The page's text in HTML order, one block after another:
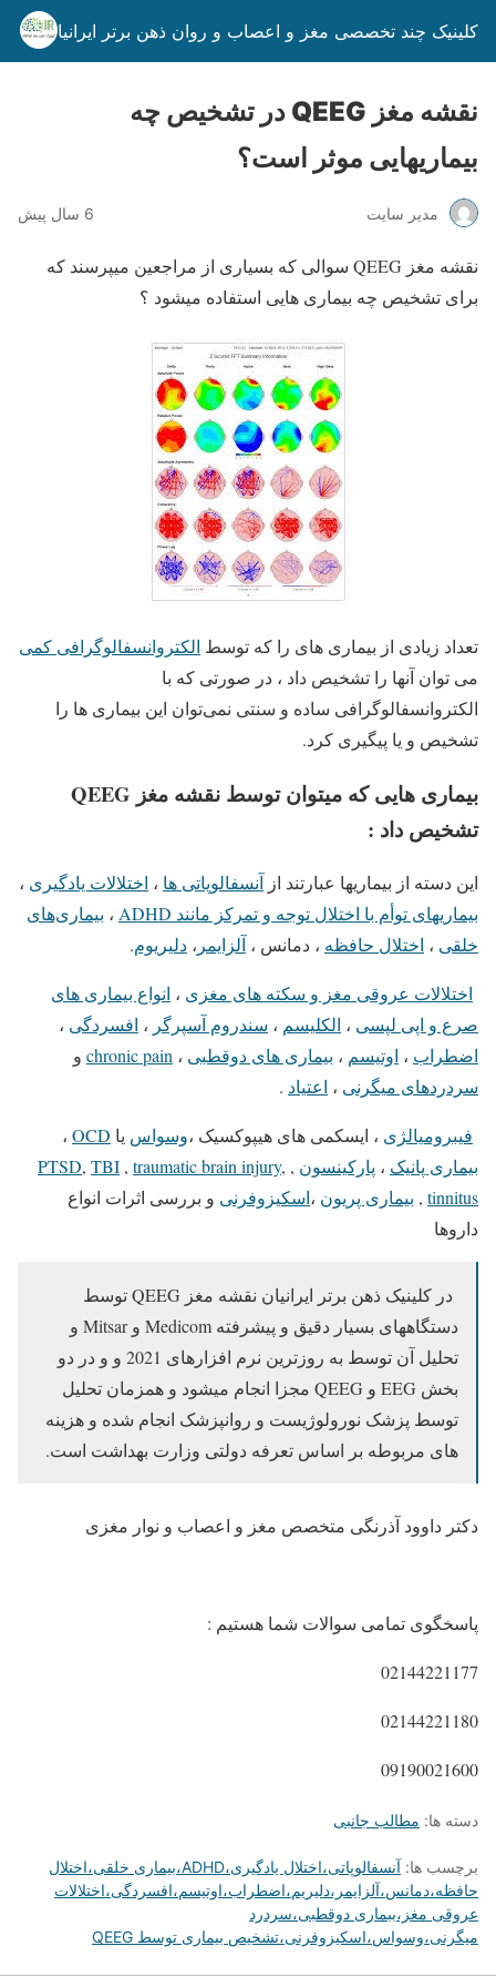
کلینیک چند تخصصی مغز و اعصاب و روان ذهن برتر ایرانیان
نقشه مغز QEEG در تشخیص چه
بیماریهایی موثر است؟
مدیر سایت 6 سال پیش
نقشه مغز QEEG سوالی که بسیاری از مراجعین میپرسند که
برای تشخیص چه بیماری هایی استفاده میشود ؟
تعداد زیادی از بیماری های را که توسط الکتروانسفالوگرافی کمی
می توان آنها را تشخیص داد ، در صورتی که با
الکتروانسفالوگرافی ساده و سنتی نمی‌توان این بیماری ها را
تشخیص و یا پیگیری کرد.
بیماری هایی که میتوان توسط نقشه مغز QEEG
تشخیص داد :
این دسته از بیماریها عبارتند از آنسفالوپاتی ها ، اختلالات یادگیری ،
بیماریهای توأم با اختلال توجه و تمرکز مانند ADHD
، بیماری‌های
خلقی ، اختلال حافظه ، دمانس ، آلزایمر ، دلیریوم.
اختلالات عروقی مغز و سکته های مغزی ، انواع بیماری های
صرع و اپی لپسی ، الکلیسم ، سندروم آسپرگر ، افسردگی ،
اضطراب ، اوتیسم ، بیماری های دوقطبی ، chronic pain و
سردردهای میگرنی ، اعتیاد .
فیبرومیالژی ، ایسکمی های هیپوکسیک ،وسواس یا OCD ،
بیماری پانیک ، پارکینسون ,
PTSD, TBI , traumatic brain injury,
tinnitus
, بیماری پریون ،اسکیزوفرنی و بررسی اثرات انواع
داروها
در کلینیک ذهن برتر ایرانیان نقشه مغز QEEG توسط
دستگاههای بسیار دقیق و پیشرفته Medicom و Mitsar و
تحلیل آن توسط به روزترین نرم افزارهای 2021 و و در دو
بخش EEG و QEEG مجزا انجام میشود و همزمان تحلیل
توسط پزشک نورولوژیست و روانپزشک انجام شده و هزینه
های مربوطه بر اساس تعرفه دولتی وزارت بهداشت است.
دکتر داوود آذرنگی متخصص مغز و اعصاب و نوار مغزی
پاسخگوی تمامی سوالات شما هستیم :
02144221177
02144221180
09190021600
دسته ها: مطالب جانبی
برچسب ها:
آنسفالوپاتی،اختلال یادگیری،ADHD،بیماری خلقی،اختلال
حافظه،دمانس،آلزایمر،دلیریم،اضطراب،اوتیسم،افسردگی،اختلالات
عروقی مغز،ببماری دوقطبی،سردرد
میگرنی،وسواس،اسکیزوفرنی،تشخیص بیماری توسط QEEG